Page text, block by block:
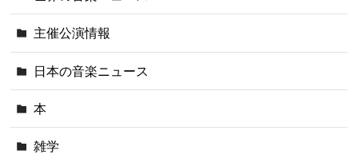
主催公演情報
日本の音楽ニュース
本
雑学